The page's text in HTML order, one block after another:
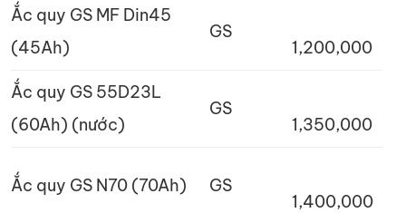
Ắc quy GS MF Din45
(45Ah)
GS
1,200,000
Ắc quy GS 55D23L
(60Ah) (nước)
GS
1,350,000
Ắc quy GS N70 (70Ah) GS
1,400,000